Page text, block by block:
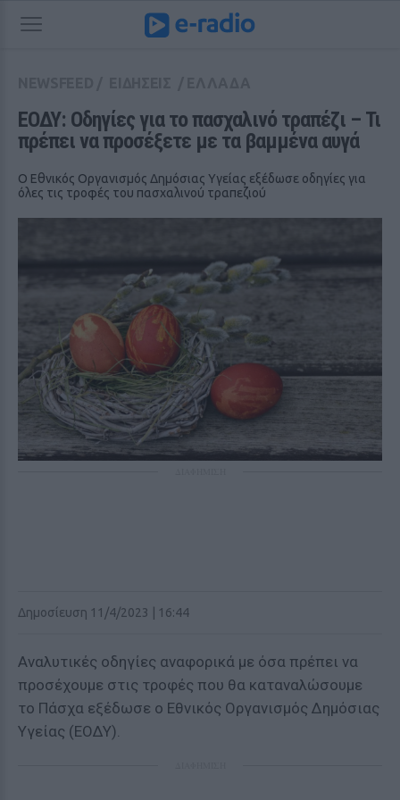
ΕΟΔΥ: Οδηγίες για το πασχαλινό τραπέζι – Τι
πρέπει να προσέξετε με τα βαμμένα αυγά
Ο Εθνικός Οργανισμός Δημόσιας Υγείας εξέδωσε οδηγίες για
όλες τις τροφές του πασχαλινού τραπεζιού
Δημοσίευση 11/4/2023 | 16:44
Αναλυτικές οδηγίες αναφορικά με όσα πρέπει να
προσέχουμε στις τροφές που θα καταναλώσουμε
το Πάσχα εξέδωσε ο Εθνικός Οργανισμός Δημόσιας
Υγείας (ΕΟΔΥ).